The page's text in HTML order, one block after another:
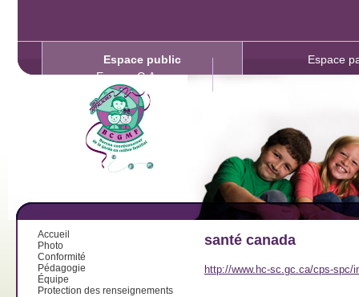
Espace public
Espace
Espace C.A.
Accueil
Photo
Conformité
Pédagogie
Équipe
Protection des renseignements
santé canada
http://www.hc-sc.gc.ca/cps-spc/